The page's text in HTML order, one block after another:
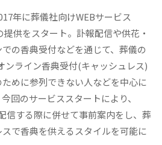
年に葬儀社向けWEBサービス
供をスタート。訃報配信や供花・
の香典受付などを通じて、葬儀の
ンライン香典受付(キャッシュレス)
めに参列できない人などを中心に
回のサービススタートにより、
信する際に併せて事前案内をし、葬
で香典を供えるスタイルを可能に